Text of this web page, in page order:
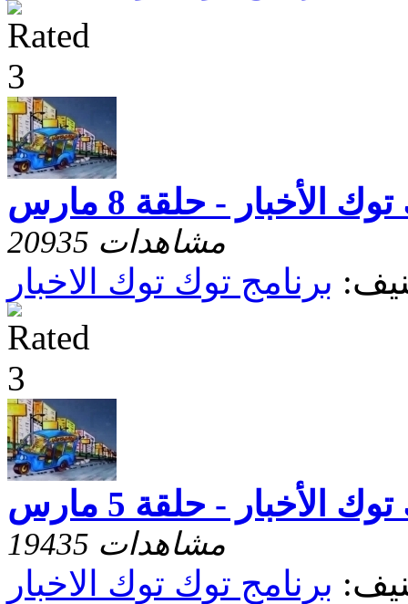
الأخبار - حلقة 8 مارس
20935 مشاهدات
برنامج توك توك الاخبار
الأخبار - حلقة 5 مارس
19435 مشاهدات
برنامج توك توك الاخبار